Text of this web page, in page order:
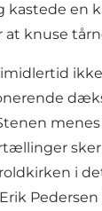
kastede en
at knuse
i
Pedersen